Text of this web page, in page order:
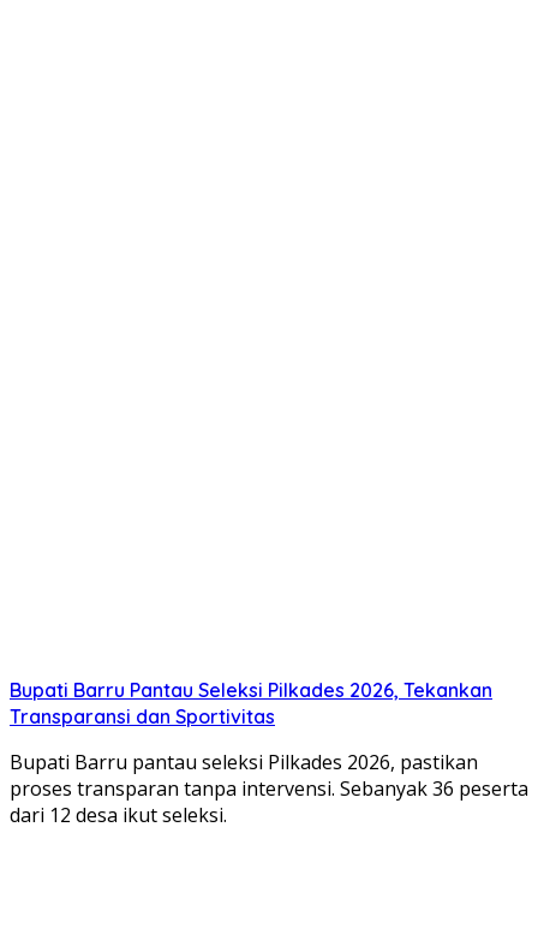
Bupati Barru Pantau Seleksi Pilkades 2026, Tekankan
Transparansi dan Sportivitas
Bupati Barru pantau seleksi Pilkades 2026, pastikan
proses transparan tanpa intervensi. Sebanyak 36 peserta
dari 12 desa ikut seleksi.